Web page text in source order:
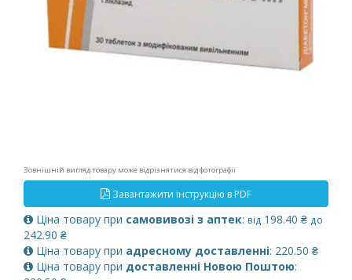
Зовнішній вигляд товару може відрізнятися від фотографії
Завантажити інструкцію в PDF
Ціна товару при самовивозі з аптек: від 198.40 ₴ до
242.90 ₴
Ціна товару при адресному доставленні: 220.50 ₴
Ціна товару при доставленні Новою Поштою: